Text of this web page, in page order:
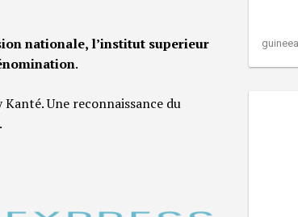
nationale, l’institut superieur
.
Une reconnaissance du